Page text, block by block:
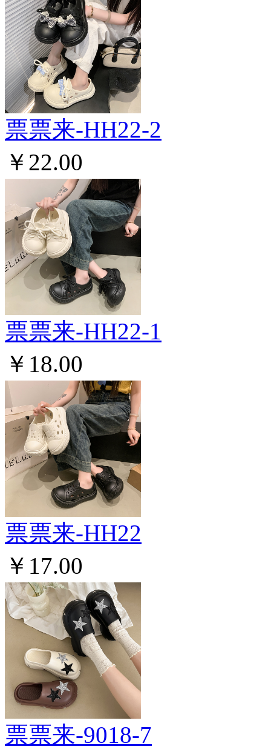
票票来-HH22-2
￥22.00
票票来-HH22-1
￥18.00
票票来-HH22
￥17.00
票票来-9018-7